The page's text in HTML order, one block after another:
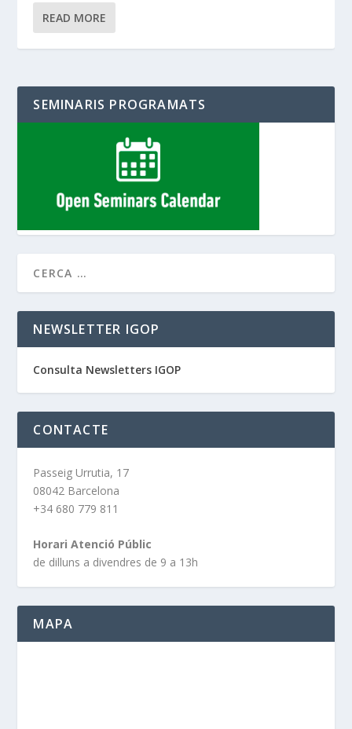
READ MORE
SEMINARIS PROGRAMATS
NEWSLETTER IGOP
Consulta Newsletters IGOP
CONTACTE
Passeig Urrutia, 17
08042 Barcelona
+34 680 779 811
Horari Atenció Públic
de dilluns a divendres de 9 a 13h
MAPA